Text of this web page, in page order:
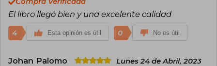
El libro llegó bien y una excelente calidad
4 Esta opinión es útil 0 No es útil
Johan Palomo
Lunes 24 de Abril, 2023